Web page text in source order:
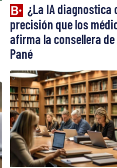
¿La IA diagnostica
precisión que los
afirma la consellera de
Pané